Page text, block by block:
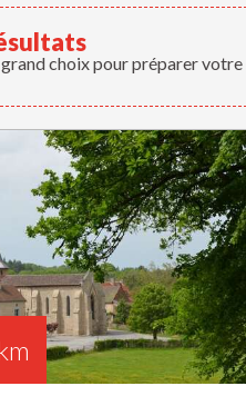
grand choix pour préparer